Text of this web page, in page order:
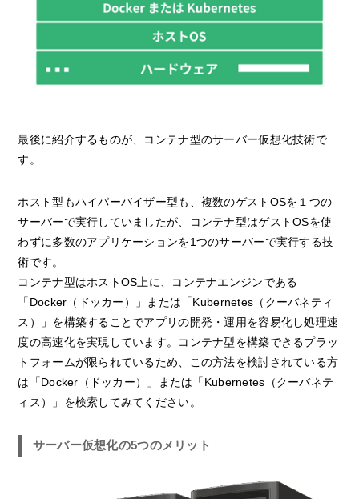
最後に紹介するものが、コンテナ型のサーバー仮想化技術で
す。
ホスト型もハイパーバイザー型も、複数のゲストOSを１つの
サーバーで実行していましたが、コンテナ型はゲストOSを使
わずに多数のアプリケーションを1つのサーバーで実行する技
術です。
コンテナ型はホストOS上に、コンテナエンジンである
「Docker（ドッカー）」または「Kubernetes（クーバネティ
ス）」を構築することでアプリの開発・運用を容易化し処理速
度の高速化を実現しています。コンテナ型を構築できるプラッ
トフォームが限られているため、この方法を検討されている方
は「Docker（ドッカー）」または「Kubernetes（クーバネテ
ィス）」を検索してみてください。
サーバー仮想化の5つのメリット